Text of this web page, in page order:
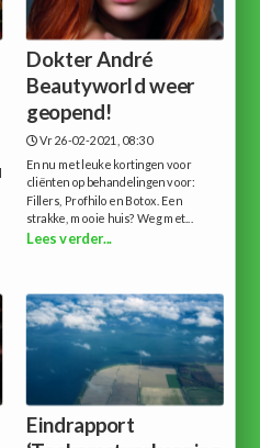
Dokter André
Beautyworld weer
geopend!
Vr 26-02-2021, 08:30
En nu met leuke kortingen voor
cliënten op behandelingen voor:
Fillers, Profhilo en Botox. Een
strakke, mooie huis? Weg met...
Lees verder...
Eindrapport